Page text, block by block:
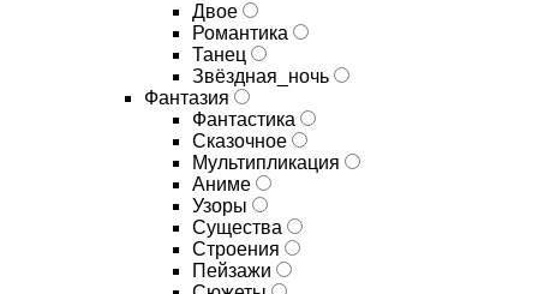
Двое
Романтика
Танец
Звёздная_ночь
Фантазия
Фантастика
Сказочное
Мультипликация
Аниме
Узоры
Существа
Строения
Пейзажи